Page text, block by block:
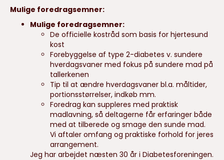
Mulige foredragsemner:
Mulige foredragsemner:
De officielle kostråd som basis for hjertesund
kost
Forebyggelse af type 2-diabetes v. sundere
hverdagsvaner med fokus på sundere mad på
tallerkenen
Tip til at ændre hverdagsvaner bl.a. måltider,
portionsstørrelser, indkøb mm.
Foredrag kan suppleres med praktisk
madlavning, så deltagerne får erfaringer både
med at tilberede og smage den sunde mad.
Vi aftaler omfang og praktiske forhold for jeres
arrangement.
Jeg har arbejdet næsten 30 år i Diabetesforeningen.